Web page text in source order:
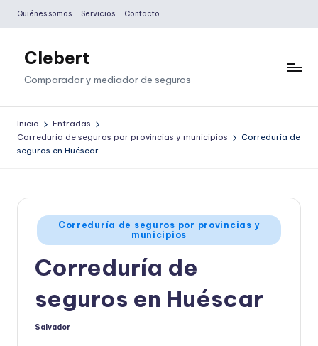
Saltar
contenido
Quiénes somos Servicios Contacto
Clebert
Comparador y mediador de seguros
Inicio
Entradas
Correduría de seguros por provincias y municipios
Correduría de
seguros en Huéscar
Publicado
en
Correduría de seguros por provincias y
municipios
Correduría de
seguros en Huéscar
Publicado
Salvador